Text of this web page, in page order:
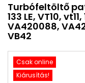
Turbófeltöltő
133 LE, VT10,
VA420088,
VB42
Csak online
Kiárusítás!